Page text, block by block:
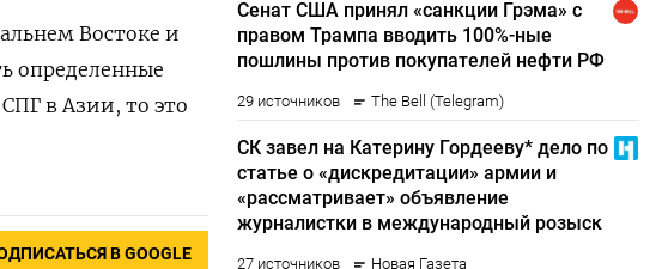
Востоке и
определенные
в Азии, то это
В GOOGLE